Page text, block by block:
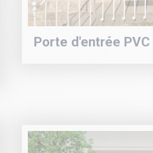
Porte d'entrée